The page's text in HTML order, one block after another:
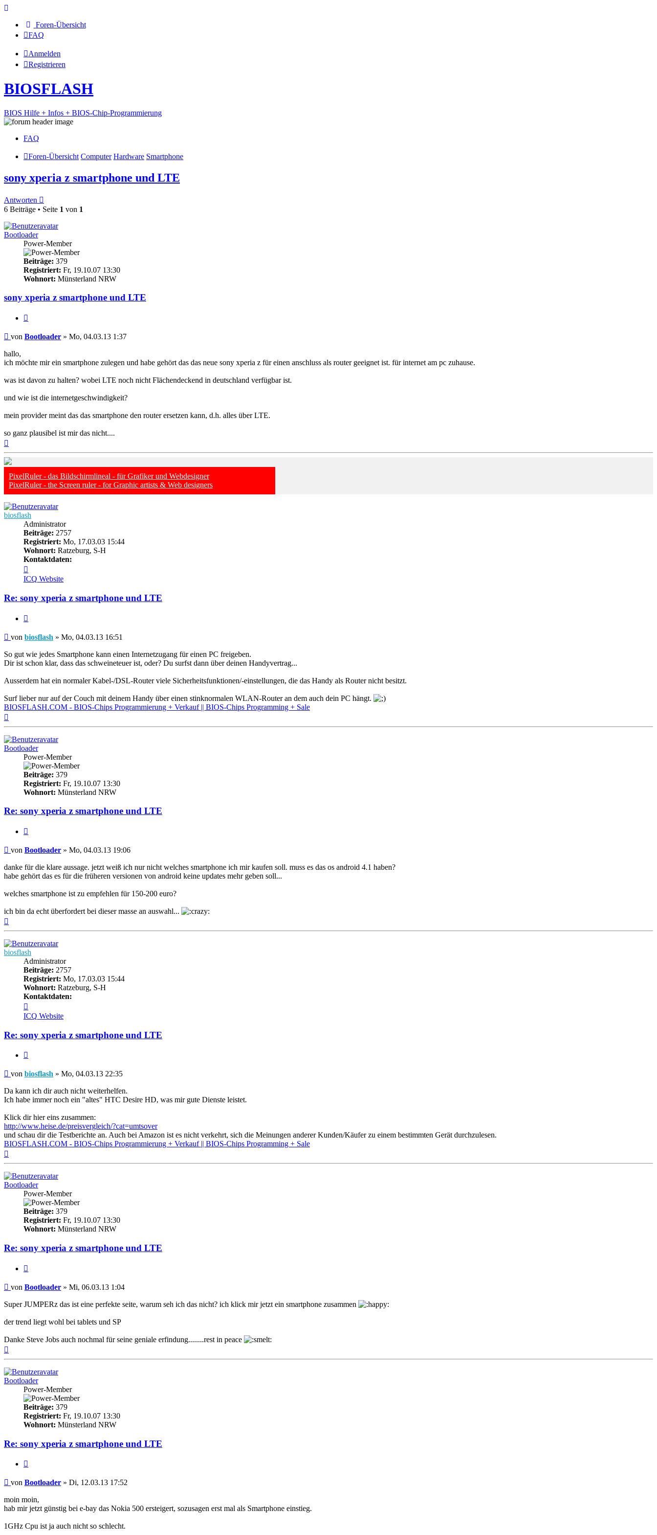
Foren-Übersicht
FAQ
Anmelden
Registrieren
BIOSFLASH
BIOS Hilfe + Infos + BIOS-Chip-Programmierung
FAQ
Foren-Übersicht Computer Hardware Smartphone
sony xperia z smartphone und LTE
Antworten
6 Beiträge • Seite 1 von 1
Bootloader
Power-Member
Beiträge: 379
Registriert: Fr, 19.10.07 13:30
Wohnort: Münsterland NRW
sony xperia z smartphone und LTE
Beitrag
von Bootloader » Mo, 04.03.13 1:37
hallo,
ich möchte mir ein smartphone zulegen und habe gehört das das neue sony xperia z für einen anschluss als router geeignet ist. für internet am pc zuhause.
was ist davon zu halten? wobei LTE noch nicht Flächendeckend in deutschland verfügbar ist.
und wie ist die internetgeschwindigkeit?
mein provider meint das das smartphone den router ersetzen kann, d.h. alles über LTE.
so ganz plausibel ist mir das nicht....
PixelRuler - das Bildschirmlineal - für Grafiker und Webdesigner
PixelRuler - the Screen ruler - for Graphic artists & Web designers
biosflash
Administrator
Beiträge: 2757
Registriert: Mo, 17.03.03 15:44
Wohnort: Ratzeburg, S-H
Kontaktdaten:
von
biosflash
ICQ Website
Re: sony xperia z smartphone und LTE
Beitrag
von biosflash » Mo, 04.03.13 16:51
So gut wie jedes Smartphone kann einen Internetzugang für einen PC freigeben.
Dir ist schon klar, dass das schweineteuer ist, oder? Du surfst dann über deinen Handyvertrag...
Ausserdem hat ein normaler Kabel-/DSL-Router viele Sicherheitsfunktionen/-einstellungen, die das Handy als Router nicht besitzt.
Surf lieber nur auf der Couch mit deinem Handy über einen stinknormalen WLAN-Router an dem auch dein PC hängt.
BIOSFLASH.COM - BIOS-Chips Programmierung + Verkauf || BIOS-Chips Programming + Sale
Bootloader
Power-Member
Beiträge: 379
Registriert: Fr, 19.10.07 13:30
Wohnort: Münsterland NRW
Re: sony xperia z smartphone und LTE
Beitrag
von Bootloader » Mo, 04.03.13 19:06
danke für die klare aussage. jetzt weiß ich nur nicht welches smartphone ich mir kaufen soll. muss es das os android 4.1 haben?
habe gehört das es für die früheren versionen von android keine updates mehr geben soll...
welches smartphone ist zu empfehlen für 150-200 euro?
ich bin da echt überfordert bei dieser masse an auswahl...
biosflash
Administrator
Beiträge: 2757
Registriert: Mo, 17.03.03 15:44
Wohnort: Ratzeburg, S-H
Kontaktdaten:
von
biosflash
ICQ Website
Re: sony xperia z smartphone und LTE
Beitrag
von biosflash » Mo, 04.03.13 22:35
Da kann ich dir auch nicht weiterhelfen.
Ich habe immer noch ein "altes" HTC Desire HD, was mir gute Dienste leistet.
Klick dir hier eins zusammen:
http://www.heise.de/preisvergleich/?cat=umtsover
und schau dir die Testberichte an. Auch bei Amazon ist es nicht verkehrt, sich die Meinungen anderer Kunden/Käufer zu einem bestimmten Gerät durchzulesen.
BIOSFLASH.COM - BIOS-Chips Programmierung + Verkauf || BIOS-Chips Programming + Sale
oben
Bootloader
Power-Member
Beiträge: 379
Registriert: Fr, 19.10.07 13:30
Wohnort: Münsterland NRW
Re: sony xperia z smartphone und LTE
Beitrag
von Bootloader » Mi, 06.03.13 1:04
Super JUMPERz das ist eine perfekte seite, warum seh ich das nicht? ich klick mir jetzt ein smartphone zusammen
der trend liegt wohl bei tablets und SP
Danke Steve Jobs auch nochmal für seine geniale erfindung........rest in peace
Bootloader
Power-Member
Beiträge: 379
Registriert: Fr, 19.10.07 13:30
Wohnort: Münsterland NRW
Re: sony xperia z smartphone und LTE
Beitrag
von Bootloader » Di, 12.03.13 17:52
moin moin,
hab mir jetzt günstig bei e-bay das Nokia 500 ersteigert, sozusagen erst mal als Smartphone einstieg.
1GHz Cpu ist ja auch nicht so schlecht.